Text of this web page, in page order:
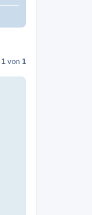
1 von 1